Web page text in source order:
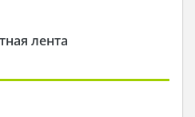
лента